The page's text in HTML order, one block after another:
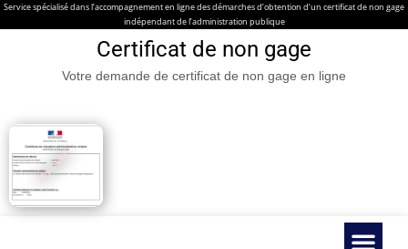
Service spécialisé dans l’accompagnement en ligne des démarches d’obtention d’un certificat de non gage
indépendant de l’administration publique
Certificat de non gage
Votre demande de certificat de non gage en ligne